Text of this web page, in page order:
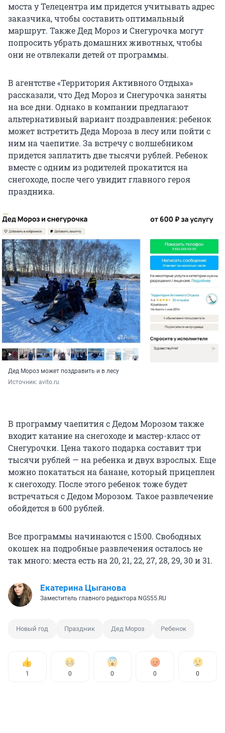
моста у Телецентра им придется учитывать адрес
заказчика, чтобы составить оптимальный
маршрут. Также Дед Мороз и Снегурочка могут
попросить убрать домашних животных, чтобы
они не отвлекали детей от программы.
В агентстве «Территория Активного Отдыха»
рассказали, что Дед Мороз и Снегурочка заняты
на все дни. Однако в компании предлагают
альтернативный вариант поздравления: ребенок
может встретить Деда Мороза в лесу или пойти с
ним на чаепитие. За встречу с волшебником
придется заплатить две тысячи рублей. Ребенок
вместе с одним из родителей прокатится на
снегоходе, после чего увидит главного героя
праздника.
Дед Мороз может поздравить и в лесу
Источник: avito.ru
В программу чаепития с Дедом Морозом также
входит катание на снегоходе и мастер-класс от
Снегурочки. Цена такого подарка составит три
тысячи рублей — на ребенка и двух взрослых. Еще
можно покататься на банане, который прицеплен
к снегоходу. После этого ребенок тоже будет
встречаться с Дедом Морозом. Такое развлечение
обойдется в 600 рублей.
Все программы начинаются с 15:00. Свободных
окошек на подробные развлечения осталось не
так много: места есть на 20, 21, 22, 27, 28, 29, 30 и 31.
Екатерина Цыганова
Заместитель главного редактора NGS55.RU
Новый год Праздник Дед Мороз Ребенок
1 0 0 0 0